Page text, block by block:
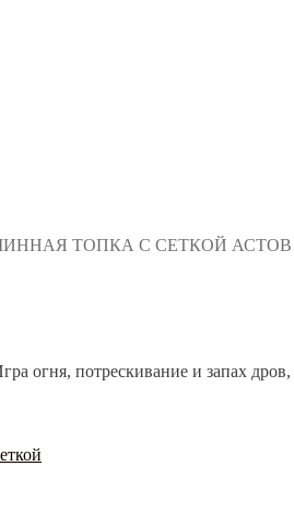
ТОПКА С СЕТКОЙ АСТОВ
огня, потрескивание и запах